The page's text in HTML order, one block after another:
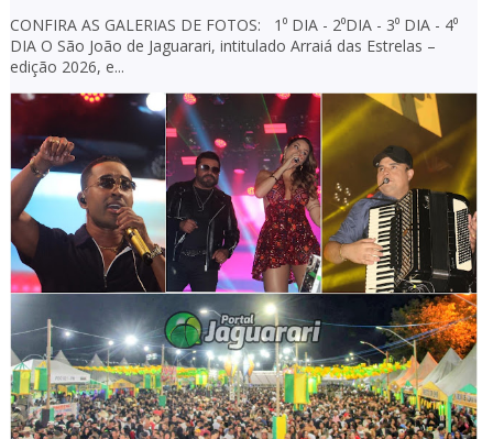
CONFIRA AS GALERIAS DE FOTOS: 1⁰ DIA - 2⁰DIA - 3⁰ DIA - 4⁰
DIA O São João de Jaguarari, intitulado Arraiá das Estrelas –
edição 2026, e...